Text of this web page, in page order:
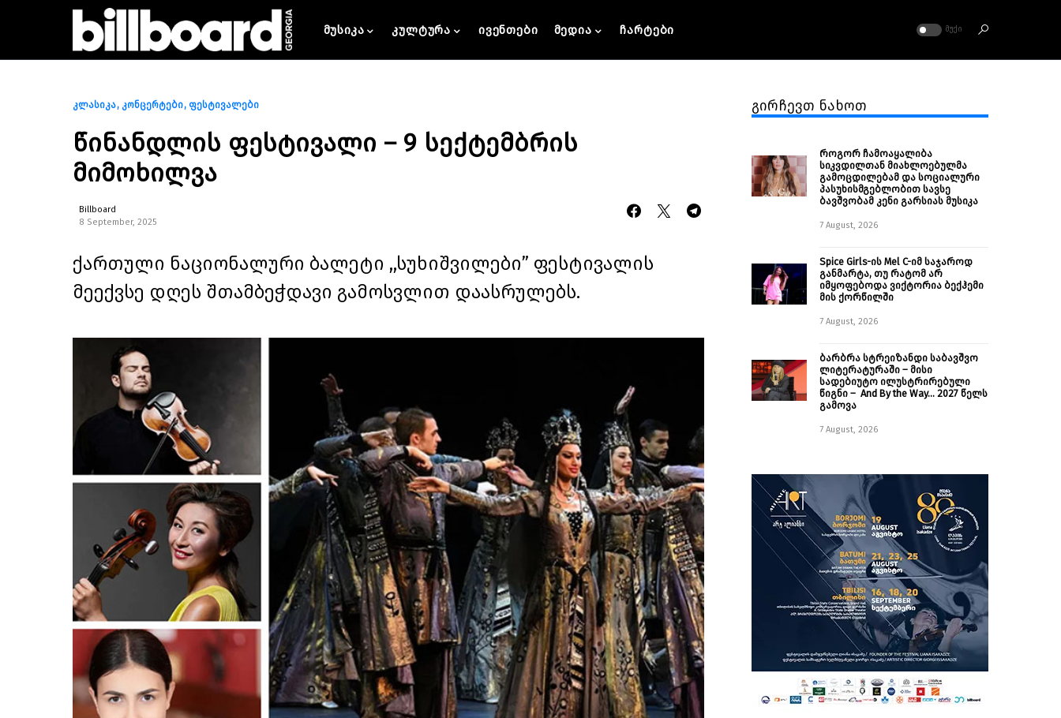
მუსიკა კულტურა ივენთები მედია ჩარტები ᲛᲣᲥᲘ
კლასიკა კონცერტები ფესტივალები
წინანდლის ფესტივალი – 9 სექტემბრის
მიმოხილვა
Billboard
8 September, 2025
ქართული ნაციონალური ბალეტი ,,სუხიშვილები” ფესტივალის
მეექვსე დღეს შთამბეჭდავი გამოსვლით დაასრულებს.
გირჩევთ ნახოთ
როგორ ჩამოაყალიბა
სიკვდილთან მიახლოებულმა
გამოცდილებამ და სოციალური
პასუხისმგებლობით სავსე
ბავშვობამ კენი გარსიას მუსიკა
7 August, 2026
Spice Girls-ის Mel C-იმ საჯაროდ
განმარტა, თუ რატომ არ
იმყოფებოდა ვიქტორია ბექჰემი
მის ქორწილში
7 August, 2026
ბარბრა სტრეიზანდი საბავშვო
ლიტერატურაში – მისი
სადებიუტო ილუსტრირებული
წიგნი – And By the Way… 2027 წელს
გამოვა
7 August, 2026